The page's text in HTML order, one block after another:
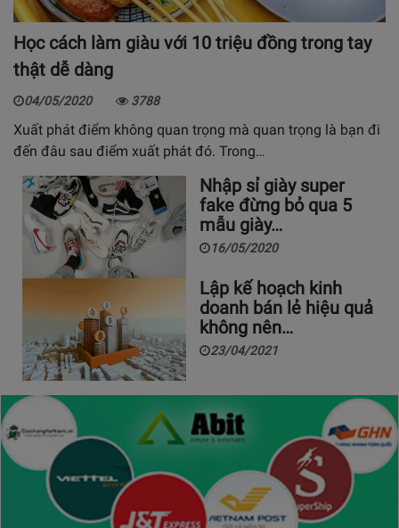
Học cách làm giàu với 10 triệu đồng trong tay
thật dễ dàng
04/05/2020 3788
Xuất phát điểm không quan trọng mà quan trọng là bạn đi
đến đâu sau điểm xuất phát đó. Trong…
Nhập sỉ giày super
fake đừng bỏ qua 5
mẫu giày…
16/05/2020
Lập kế hoạch kinh
doanh bán lẻ hiệu quả
không nên…
23/04/2021